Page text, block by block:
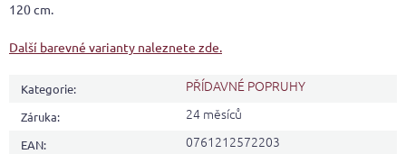
120 cm.
Další barevné varianty naleznete zde.
Kategorie: PŘÍDAVNÉ POPRUHY
Záruka: 24 měsíců
EAN: 0761212572203